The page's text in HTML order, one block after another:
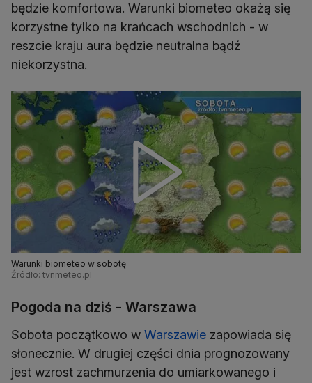
będzie komfortowa. Warunki biometeo okażą się
korzystne tylko na krańcach wschodnich - w
reszcie kraju aura będzie neutralna bądź
niekorzystna.
Warunki biometeo w sobotę
Źródło: tvnmeteo.pl
Pogoda na dziś - Warszawa
Sobota początkowo w Warszawie zapowiada się
słonecznie. W drugiej części dnia prognozowany
jest wzrost zachmurzenia do umiarkowanego i